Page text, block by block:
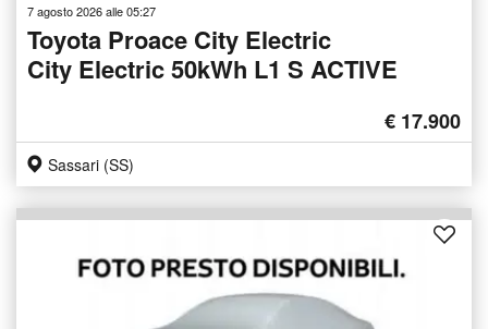
7 agosto 2026 alle 05:27
Toyota Proace City Electric
City Electric 50kWh L1 S ACTIVE
€ 17.900
Sassari (SS)